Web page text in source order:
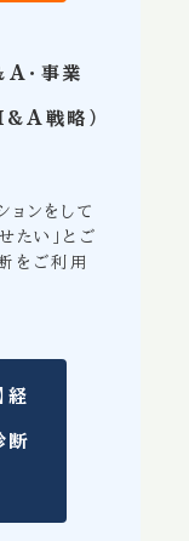
・事業
戦略）
ンをして
たい」とご
をご利用
経
断